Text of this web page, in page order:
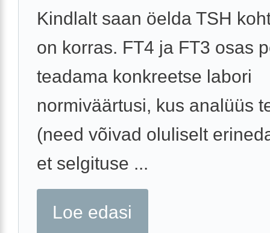
Kindlalt saan öelda TSH
on korras. FT4 ja FT3 osas
teadama konkreetse labori
normiväärtusi, kus analüüs
(need võivad oluliselt
et selgituse ...
Loe edasi